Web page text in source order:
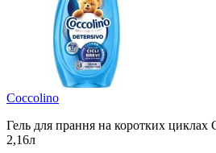
Coccolino
Гель для прання на коротких циклах
2,16л